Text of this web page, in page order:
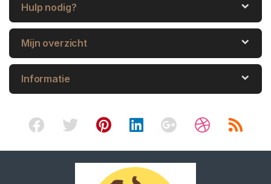
Hulp nodig?
Mijn overzicht
Informatie